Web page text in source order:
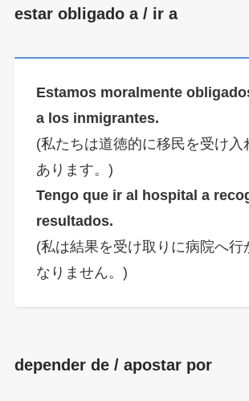
estar obligado a / ir a
Estamos moralmente
a los inmigrantes.
(私たちは道徳的に移民を受け入
あります。)
Tengo que ir al hospital a
resultados.
(私は結果を受け取りに病院へ行
なりません。)
depender de / apostar por